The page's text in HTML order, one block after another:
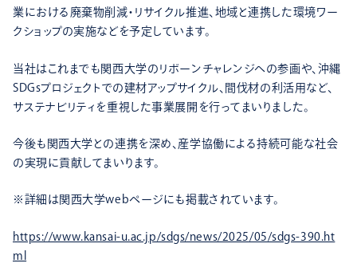
業における廃棄物削減・リサイクル推進、地域と連携した環境ワー
クショップの実施などを予定しています。
当社はこれまでも関西大学のリボーンチャレンジへの参画や、沖縄
SDGsプロジェクトでの建材アップサイクル、間伐材の利活用など、
サステナビリティを重視した事業展開を行ってまいりました。
今後も関西大学との連携を深め、産学協働による持続可能な社会
の実現に貢献してまいります。
※詳細は関西大学webページにも掲載されています。
https://www.kansai-u.ac.jp/sdgs/news/2025/05/sdgs-390.ht
ml